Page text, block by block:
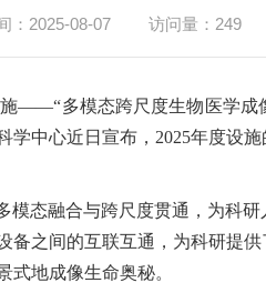
：2025-08-07 访问量： 249
——“多模态跨尺度生物医学
中心近日宣布，2025年度设
态融合与跨尺度贯通，为科
之间的互联互通，为科研提
地成像生命奥秘。